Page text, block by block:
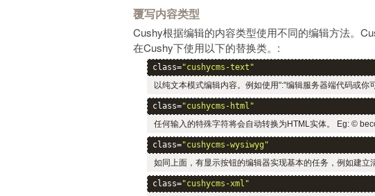
覆写内容类型
Cushy根据编辑的内容类型使用不同的编辑方法。
在Cushy下使用以下的替换类。:
class="cushycms-text"
以纯文本模式编辑内容。例如使用":"编辑服务器端代码或你
class="cushycms-html"
任何输入的特殊字符将会自动转换为HTML实体。 Eg: ©
class="cushycms-wysiwyg"
如同上面，有显示按钮的编辑器实现基本的任务，例如建立
class="cushycms-xml"